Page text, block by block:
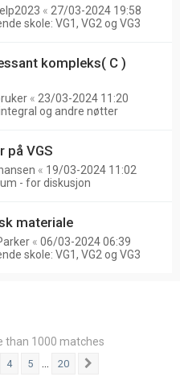
« 27/03-2024 19:58
skole: VG1, VG2 og VG3
kompleks( C )
« 23/03-2024 11:20
og andre nøtter
på VGS
« 19/03-2024 11:02
- for diskusjon
materiale
« 06/03-2024 06:39
skole: VG1, VG2 og VG3
than 1000 matches
4 5 20